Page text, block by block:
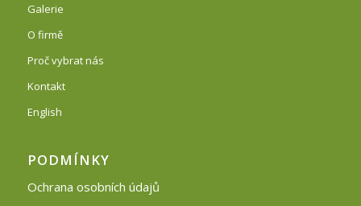
Galerie
O firmě
Proč vybrat nás
Kontakt
English
PODMÍNKY
Ochrana osobních údajů